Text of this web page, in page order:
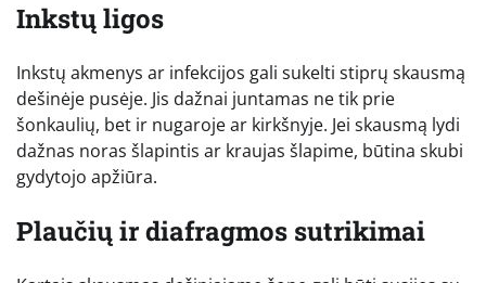
Inkstų ligos
Inkstų akmenys ar infekcijos gali sukelti stiprų skausmą
dešinėje pusėje. Jis dažnai juntamas ne tik prie
šonkaulių, bet ir nugaroje ar kirkšnyje. Jei skausmą lydi
dažnas noras šlapintis ar kraujas šlapime, būtina skubi
gydytojo apžiūra.
Plaučių ir diafragmos sutrikimai